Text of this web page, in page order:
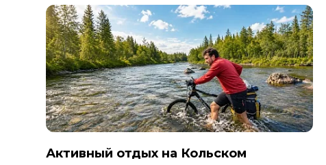
Новгородская область
Оймякон
Осетия
Остров Итуруп
Остров Кунашир
Остров Шикотан
Плато Путорана
Приморье
Активный отдых на Кольском